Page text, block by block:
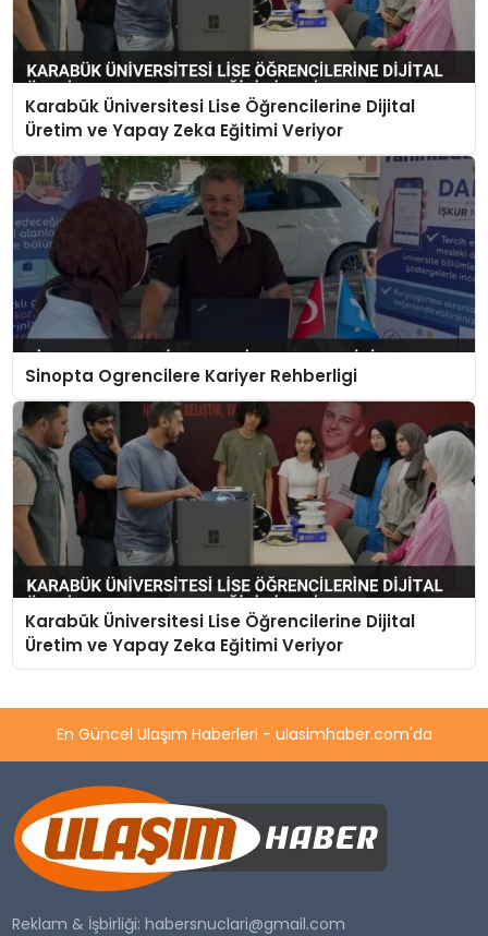
Karabük Üniversitesi Lise Öğrencilerine Dijital
Üretim ve Yapay Zeka Eğitimi Veriyor
Sinopta Ogrencilere Kariyer Rehberligi
Karabük Üniversitesi Lise Öğrencilerine Dijital
Üretim ve Yapay Zeka Eğitimi Veriyor
En Güncel Ulaşım Haberleri - ulasimhaber.com'da
Reklam & İşbirliği:habersnuclari@gmail.com